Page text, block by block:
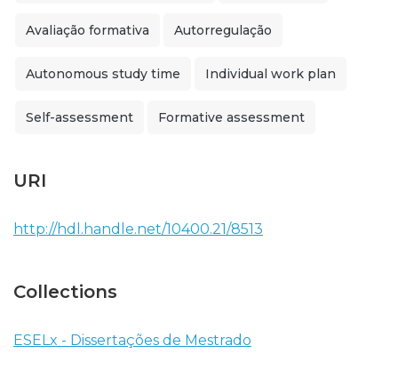
Avaliação formativa Autorregulação
Autonomous study time Individual work plan
Self-assessment Formative assessment
URI
http://hdl.handle.net/10400.21/8513
Collections
ESELx - Dissertações de Mestrado